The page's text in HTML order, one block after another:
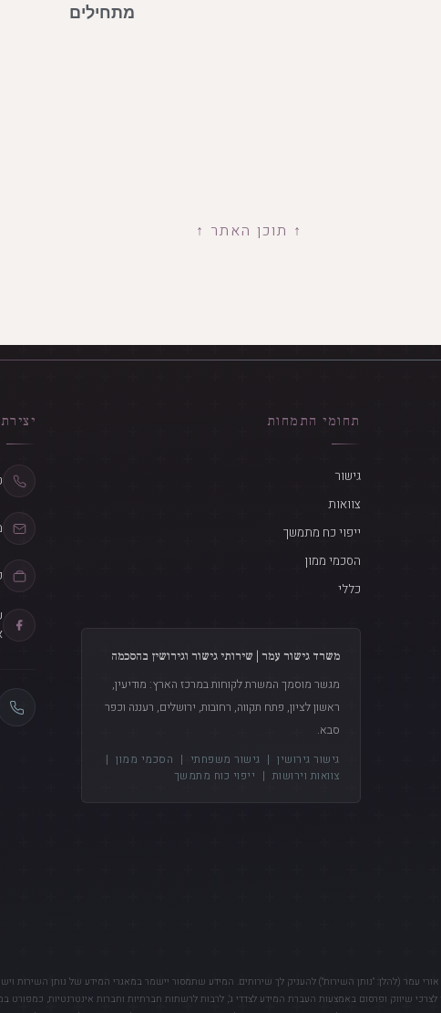
מתחילים
↑ תוכן האתר ↑
תחומי התמחות
גישור
צוואות
ייפוי כח מתמשך
הסכמי ממון
כללי
משרד גישור עמר | שירותי גישור וגירושין בהסכמה
מגשר מוסמך המשרת לקוחות במרכז הארץ: מודיעין,
ראשון לציון, פתח תקווה, רחובות, ירושלים, רעננה וכפר
סבא.
גישור גירושין | גישור משפחתי | הסכמי ממון |
צוואות וירושות | ייפוי כוח מתמשך
עמר (להלן: "נותן השירות") להעניק לך שירותים. המידע שתמסור יישמר במאגרי המידע של נותן השירות
לצרכי שיווק ופרסום באמצעות העברת המידע לצדדי ג', לרבות לרשתות חברתיות וחברות אינטרנטיות,